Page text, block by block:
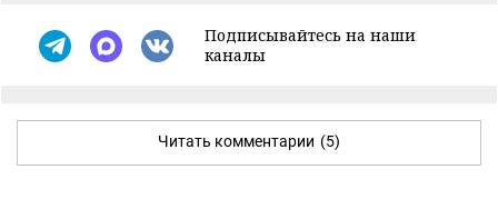
Подписывайтесь на наши
каналы
Читать комментарии (5)